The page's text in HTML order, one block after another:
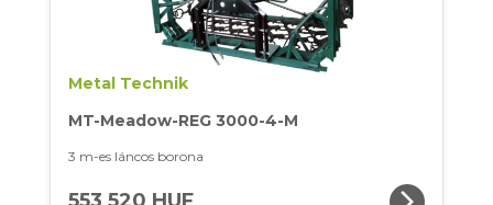
Metal Technik
MT-Meadow-REG 3000-4-M
3 m-es láncos borona